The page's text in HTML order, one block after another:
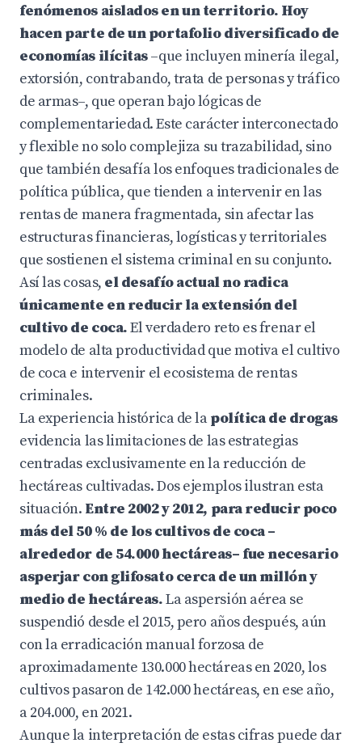
fenómenos aislados en un territorio. Hoy
hacen parte de un portafolio diversificado de
economías ilícitas–que incluyen minería ilegal,
extorsión, contrabando, trata de personas y tráfico
de armas–, que operan bajo lógicas de
complementariedad. Este carácter interconectado
y flexible no solo complejiza su trazabilidad, sino
que también desafía los enfoques tradicionales de
política pública, que tienden a intervenir en las
rentas de manera fragmentada, sin afectar las
estructuras financieras, logísticas y territoriales
que sostienen el sistema criminal en su conjunto.
Así las cosas, el desafío actual no radica
únicamente en reducir la extensión del
cultivo de coca.El verdadero reto es frenar el
modelo de alta productividad que motiva el cultivo
de coca e intervenir el ecosistema de rentas
criminales.
La experiencia histórica de lapolítica de drogas
evidencia las limitaciones de las estrategias
centradas exclusivamente en la reducción de
hectáreas cultivadas. Dos ejemplos ilustran esta
situación. Entre 2002 y 2012, para reducir poco
más del 50 % de los cultivos de coca –
alrededor de 54.000 hectáreas– fue necesario
asperjar con glifosato cerca de un millón y
medio de hectáreas.La aspersión aérea se
suspendió desde el 2015, pero años después, aún
con la erradicación manual forzosa de
aproximadamente 130.000 hectáreas en 2020, los
cultivos pasaron de 142.000 hectáreas, en ese año,
a 204.000, en 2021.
Aunque la interpretación de estas cifras puede dar